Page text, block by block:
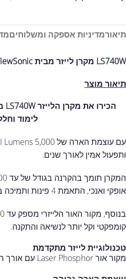
תיאורמדיניות אספקה ומשלוחים
LS740W מקרן לייזר מבית ViewSonic
תיאור מוצר
הכירו את מקרן הלייזר LS740W מבית
לימוד
ותפעול אמין לאורך שנים.
אופקי ואנכי, התאמת 4 פינות ותמיכה בהקרנת 360° ומצב Portrait.
קומפקטי וקל יותר לנשיאה והתקנה.
טכנולוגיית לייזר מתקדמת
מקור אור Laser Phosphor עם אורך חיים של עד 30,000 שעות לעבודה אמינה וללא תחזוקה שוטפת.